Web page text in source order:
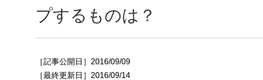
プするものは？
［記事公開日］2016/09/09
［最終更新日］2016/09/14